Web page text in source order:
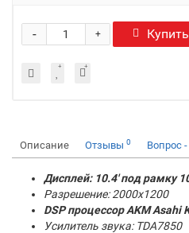
+
- Купить
Описание Отзывы 0 Вопрос
Дисплей: 10.4' под рамку
Разрешение: 2000x1200
DSP процессор AKM Asahi
Усилитель звука: TDA7850